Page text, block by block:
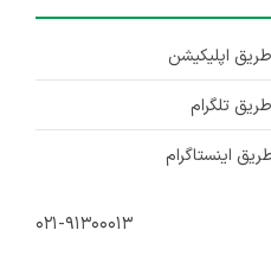
اپلیکیشن
تلگرام
اینستاگرام
۰۲۱-۹۱۳۰۰۰۱۳